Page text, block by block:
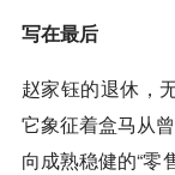
写在最后
赵家钰的退休，
它象征着盒马从
向成熟稳健的“零